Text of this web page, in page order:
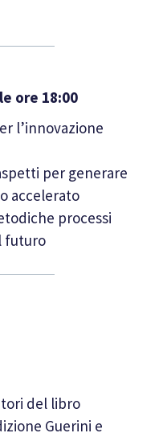
ore 18:00
l’innovazione
per generare
accelerato
processi
futuro
del libro
Guerini e